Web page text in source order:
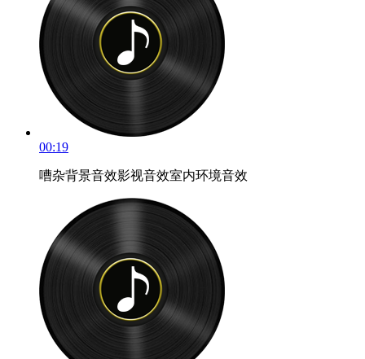
00:19
嘈杂背景音效影视音效室内环境音效